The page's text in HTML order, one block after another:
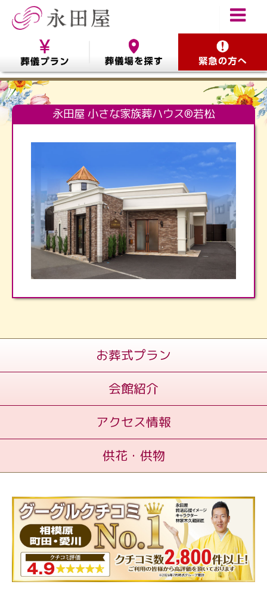
永田屋 小さな家族葬ハウス®若松
お葬式プラン
会館紹介
アクセス情報
供花・供物